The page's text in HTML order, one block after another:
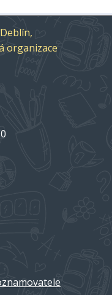
organizace